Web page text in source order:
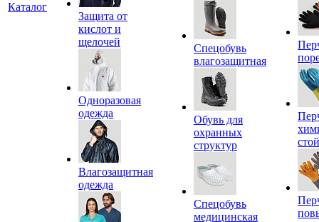
Каталог
Защита от
кислот и
щелочей
Одноразовая
одежда
Влагозащитная
одежда
Спецобувь
влагозащитная
Обувь для
охранных
структур
Спецобувь
медицинская